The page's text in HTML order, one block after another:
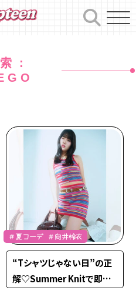
：
＃夏コーデ ＃向井怜衣
“Tシャツじゃない日”の正
解♡Summer Knitで即シ